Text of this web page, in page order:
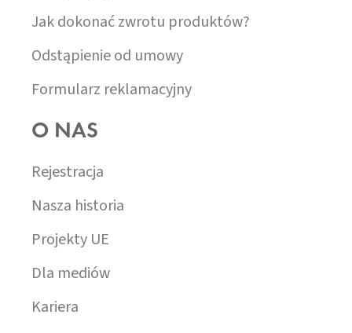
Jak dokonać zwrotu produktów?
Odstąpienie od umowy
Formularz reklamacyjny
O NAS
Rejestracja
Nasza historia
Projekty UE
Dla mediów
Kariera